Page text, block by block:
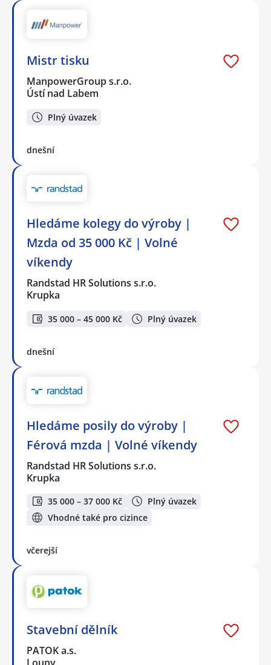
Mistr tisku
ManpowerGroup s.r.o.
Ústí nad Labem
Plný úvazek
dnešní
Hledáme kolegy do výroby |
Mzda od 35 000 Kč | Volné
víkendy
Randstad HR Solutions s.r.o.
Krupka
35 000 – 45 000 Kč Plný úvazek
dnešní
Hledáme posily do výroby |
Férová mzda | Volné víkendy
Randstad HR Solutions s.r.o.
Krupka
35 000 – 37 000 Kč
Plný úvazek
Vhodné také pro cizince
včerejší
Stavební dělník
PATOK a.s.